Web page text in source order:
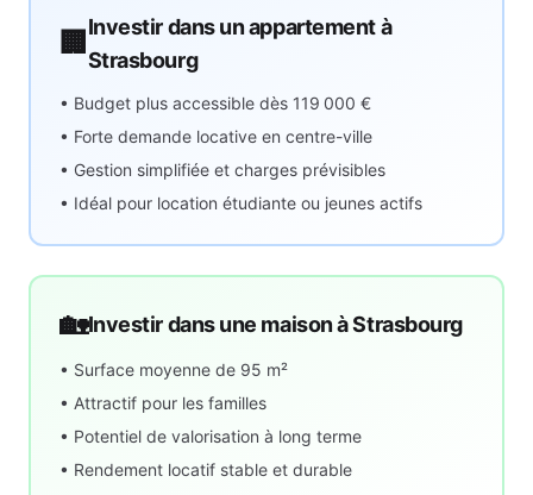
🏢 Investir dans un appartement à
Strasbourg
• Budget plus accessible dès 119 000 €
• Forte demande locative en centre-ville
• Gestion simplifiée et charges prévisibles
• Idéal pour location étudiante ou jeunes actifs
🏡Investir dans une maison àStrasbourg
• Surface moyenne de 95 m²
• Attractif pour les familles
• Potentiel de valorisation à long terme
• Rendement locatif stable et durable